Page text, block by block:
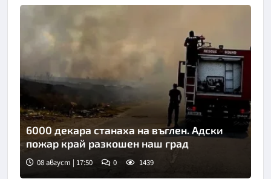
6000 декара станаха на въглен. Адски
пожар край разкошен наш град
08 август | 17:50 0 1439